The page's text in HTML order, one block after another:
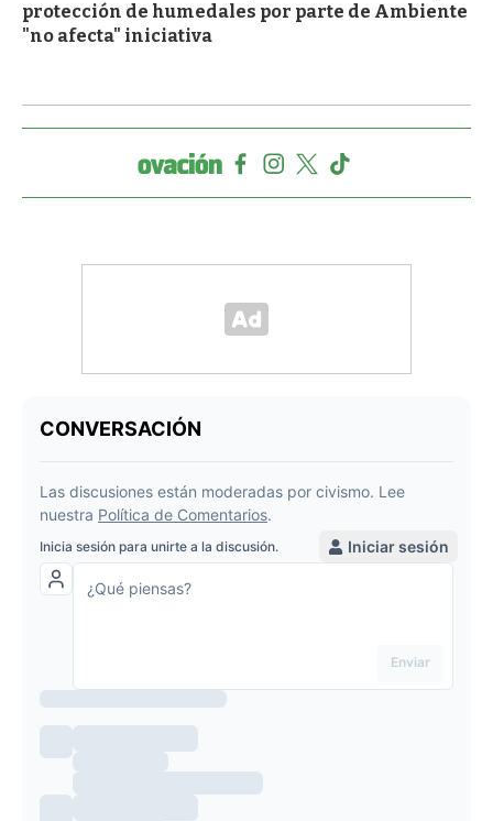
protección de humedales por parte de Ambiente
"no afecta" iniciativa